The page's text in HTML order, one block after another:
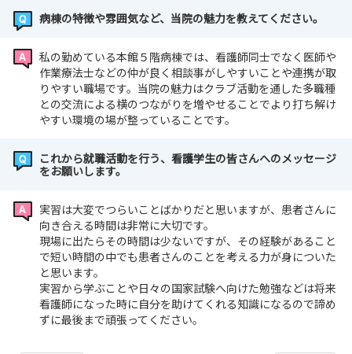
病棟の特徴や雰囲気など、当院の魅力を教えてください。
私の勤めている本館５階病棟では、看護師同士でなく医師や
作業療法士などの仲が良く相談事がしやすいことや連携が取
りやすい職場です。当院の魅力はクラブ活動を通した多職種
との交流による横のつながりを増やせることでより打ち解け
やすい環境の場が整っていることです。
これから就職活動を行う、看護学生の皆さんへのメッセージ
をお願いします。
実習は大変でつらいことばかりだと思いますが、患者さんに
向き合える時間は非常に大切です。
現場に出たらその時間は少ないですが、その経験があること
で短い時間の中でも患者さんのことを考える力が身についた
と思います。
実習から学ぶことや日々の国家試験へ向けた勉強などは将来
看護師になった時に自分を助けてくれる知識になるので諦め
ずに最後まで頑張ってください。